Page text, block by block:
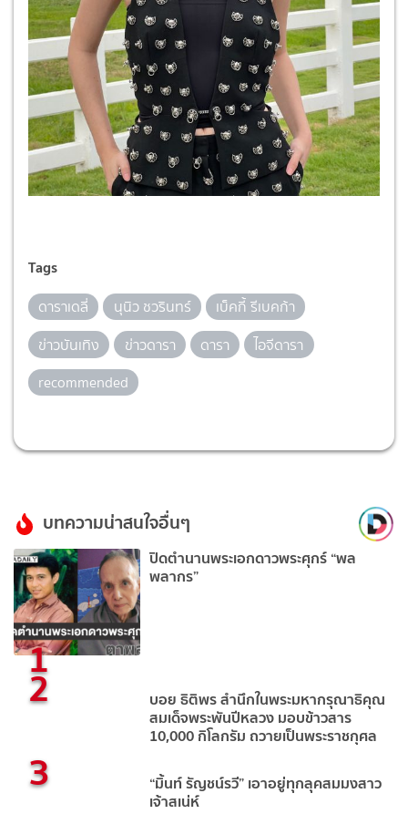
Tags
ดาราเดลี่ นุนิว ชวรินทร์
เบ็คกี้ รีเบคก้า
ข่าวบันเทิง
ข่าวดารา ดารา
ไอจีดารา
recommended
บทความน่าสนใจอื่นๆ
1
ปิดตำนานพระเอกดาวพระศุกร์ “พล
พลากร”
2 บอย ธิติพร สำนึกในพระมหากรุณาธิคุณ
สมเด็จพระพันปีหลวง มอบข้าวสาร
10,000 กิโลกรัม ถวายเป็นพระราชกุศล
3 “มิ้นท์ รัญชน์รวี” เอาอยู่ทุกลุคสมมงสาว
เจ้าสเน่ห์